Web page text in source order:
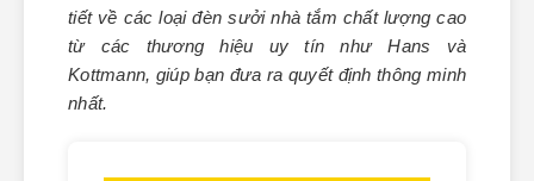
tiết về các loại đèn sưởi nhà tắm chất lượng cao
từ các thương hiệu uy tín như Hans và
Kottmann, giúp bạn đưa ra quyết định thông minh
nhất.